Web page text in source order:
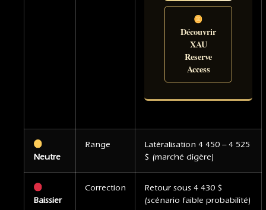
Découvrir
XAU
Reserve
Access
Neutre
Range
Latéralisation 4 450 – 4 525
$ (marché digère)
Baissier
Correction
Retour sous 4 430 $
(scénario faible probabilité)